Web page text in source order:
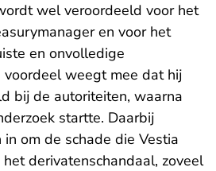
wel veroordeeld voor het
en voor het
en onvolledige
voordeel weegt mee dat hij
bij de autoriteiten, waarna
startte. Daarbij
om de schade die Vestia
derivatenschandaal, zoveel